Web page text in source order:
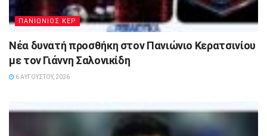
ΠΑΝΙΩΝΙΟΣ ΚΕΡ
Νέα δυνατή προσθήκη στον Πανιώνιο Κερατσινίου
με τον Γιάννη Σαλονικίδη
6 ΑΥΓΟΎΣΤΟΥ, 2026